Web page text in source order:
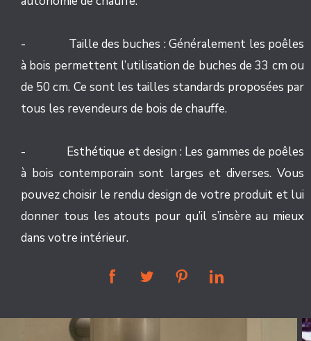
- Taille des buches : Généralement les poêles
à bois permettent l’utilisation de buches de 33 cm ou
de 50 cm. Ce sont les tailles standards proposées par
tous les revendeurs de bois de chauffe.
- Esthétique et design : Les gammes de poêles
à bois contemporain sont larges et diverses. Vous
pouvez choisir le rendu design de votre produit et lui
donner tous les atouts pour qu’il s’insère au mieux
dans votre intérieur.